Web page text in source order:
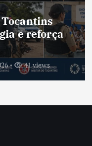
de
39 views